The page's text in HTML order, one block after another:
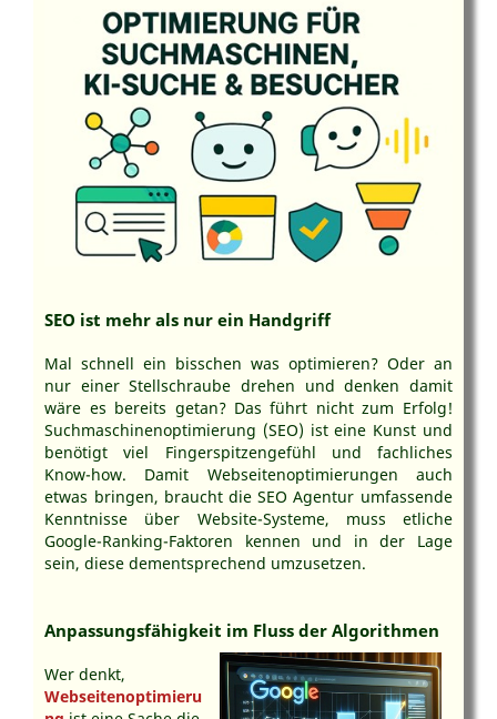
SEO ist mehr als nur ein Handgriff
Mal schnell ein bisschen was optimieren? Oder an
nur einer Stellschraube drehen und denken damit
wäre es bereits getan? Das führt nicht zum Erfolg!
Suchmaschinenoptimierung (SEO) ist eine Kunst und
benötigt viel Fingerspitzengefühl und fachliches
Know-how. Damit Webseitenoptimierungen auch
etwas bringen, braucht die SEO Agentur umfassende
Kenntnisse über Website-Systeme, muss etliche
Google-Ranking-Faktoren kennen und in der Lage
sein, diese dementsprechend umzusetzen.
Anpassungsfähigkeit im Fluss der Algorithmen
Wer denkt,
Webseitenoptimieru